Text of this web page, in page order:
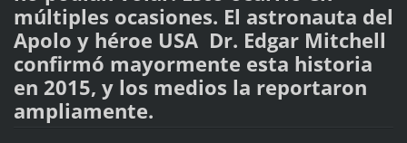
múltiples ocasiones. El astronauta del
Apolo y héroe USA Dr. Edgar Mitchell
confirmó mayormente esta historia
en 2015, y los medios la reportaron
ampliamente.